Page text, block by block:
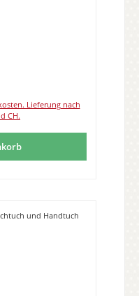
Preis:
Lieferung nach
CH.